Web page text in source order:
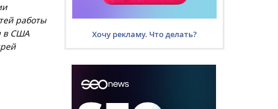
работы
в США
Хочу рекламу. Что делать?